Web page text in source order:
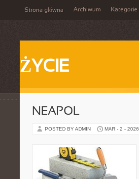
Strona główna Archiwum Kategorie
ŻYCIE
NEAPOL
POSTED BY ADMIN MAR - 2 - 2026